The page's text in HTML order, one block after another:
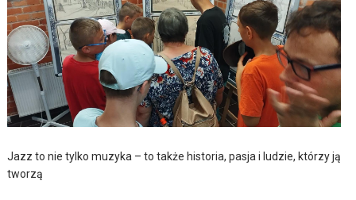
Jazz to nie tylko muzyka – to także historia, pasja i ludzie, którzy ją
tworzą